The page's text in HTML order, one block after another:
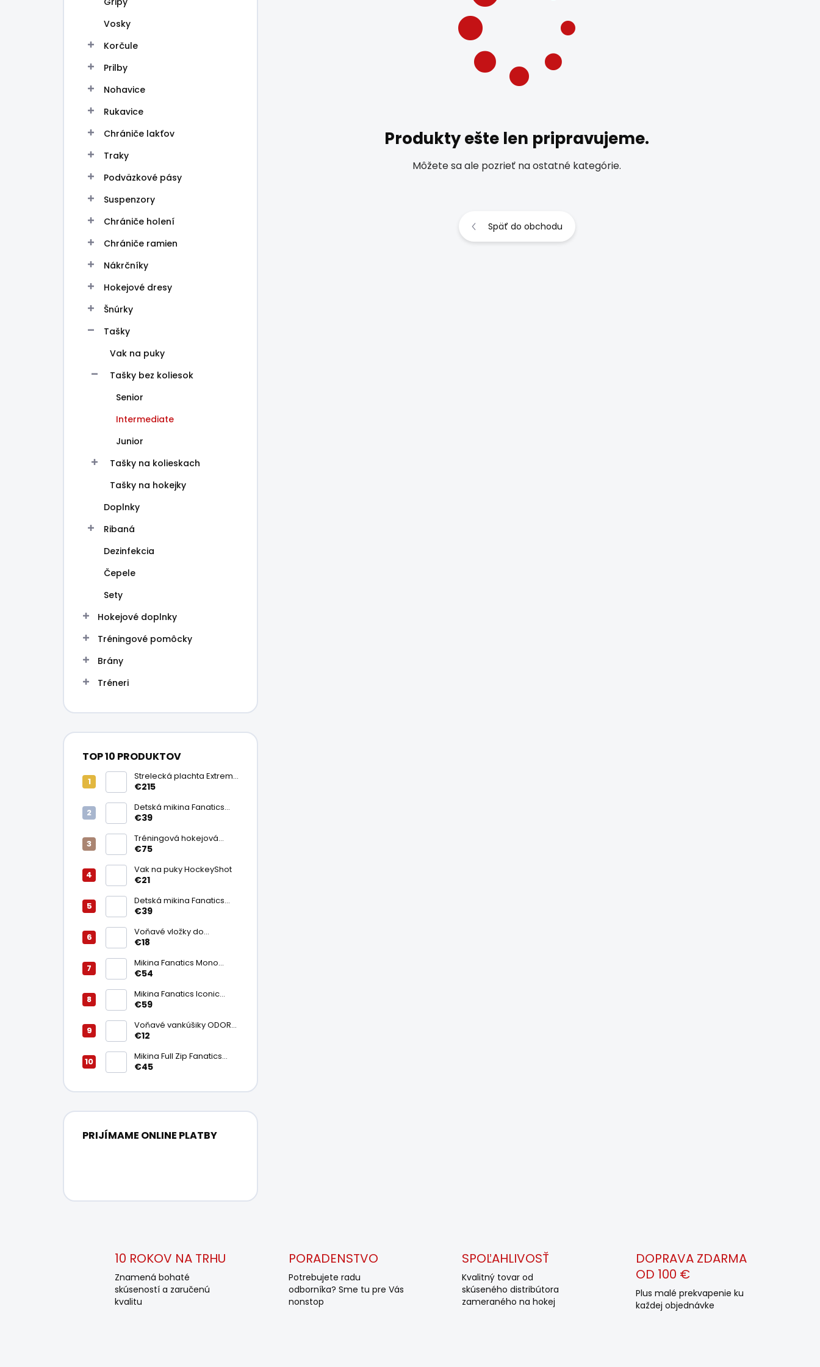
Vosky
Korčule
Prilby
Nohavice
Rukavice
Chrániče lakťov
Traky
Podväzkové pásy
Suspenzory
Chrániče holení
Chrániče ramien
Nákrčníky
Hokejové dresy
Šnúrky
Tašky
Vak na puky
Tašky bez koliesok
Senior
Intermediate
Junior
Tašky na kolieskach
Tašky na hokejky
Doplnky
Ribaná
Dezinfekcia
Čepele
Sety
Hokejové doplnky
Tréningové pomôcky
Brány
Tréneri
TOP 10 PRODUKTOV
Strelecká plachta Extreme
Shooting Tarp
€215
Detská mikina Fanatics
Washington Capitals
€39
Tréningová hokejová
pomôcka - Stickhandling
€75
Vak na puky HockeyShot
€21
Detská mikina Fanatics
Tampa Bay Lightning
€39
Voňavé vložky do
hokejových korčúlí ODOR-
Pods 2ks
€18
Mikina Fanatics Mono
Boston Bruins Senior
€54
Mikina Fanatics Iconic
Boston Bruins Senior
€59
Voňavé vankúšiky ODOR-
AID - Odor Magnet Pods
€12
Mikina Full Zip Fanatics
Pittsburgh Penguins
€45
PRIJÍMAME ONLINE PLATBY
Produkty ešte len pripravujeme.
Môžete sa ale pozrieť na ostatné kategórie.
Späť do obchodu
10 ROKOV NA TRHU
Znamená bohaté
skúseností a zaručenú
kvalitu
PORADENSTVO
Potrebujete radu
odborníka? Sme tu pre Vás
nonstop
SPOĽAHLIVOSŤ
Kvalitný tovar od
skúseného distribútora
zameraného na hokej
DOPRAVA ZDARMA
OD 100 €
Plus malé prekvapenie ku
každej objednávke